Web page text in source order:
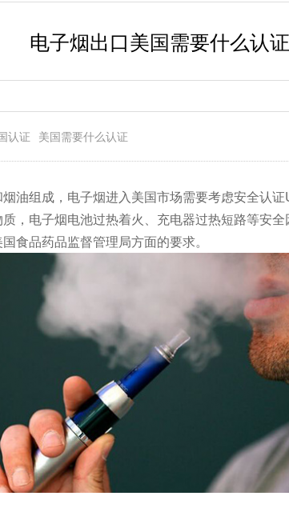
电子烟出口美国需要什么认证
认证 美国需要什么认证
油组成，电子烟进入美国市场需要考虑安全认
，电子烟电池过热着火、充电器过热短路等安
食品药品监督管理局方面的要求。